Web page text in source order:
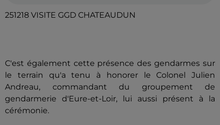
251218 VISITE GGD CHATEAUDUN
C'est également cette présence des gendarmes sur
le terrain qu'a tenu à honorer le Colonel Julien
Andreau, commandant du groupement de
gendarmerie d'Eure-et-Loir, lui aussi présent à la
cérémonie.